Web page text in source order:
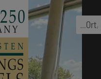
...Ort,